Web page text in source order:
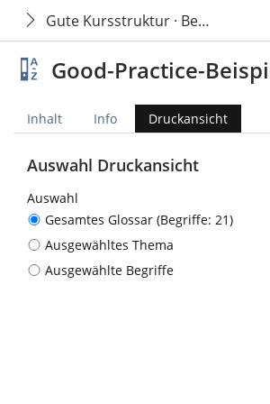
Gute Kursstruktur ·
Good-Practice-
Inhalt Info Druckansicht
Auswahl Druckansicht
Auswahl
Gesamtes Glossar (Begriffe: 21)
Ausgewähltes Thema
Ausgewählte Begriffe